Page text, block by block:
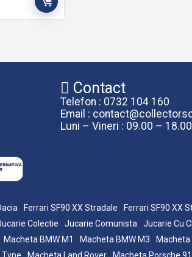
Contact
Telefon : 0732 104 160
Email :
Luni – Vineri : 09.00 – 18.00
Ferrari SF90 XX Stradale
Ferrari SF90 XX
Colectie Jucarie Comunista Jucarie Cu
Macheta BMW M1 Macheta BMW M3
Macheta